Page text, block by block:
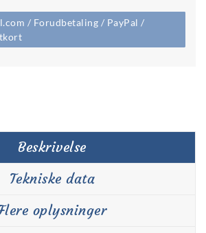
/ Forudbetaling / PayPal /
Beskrivelse
Tekniske data
oplysninger